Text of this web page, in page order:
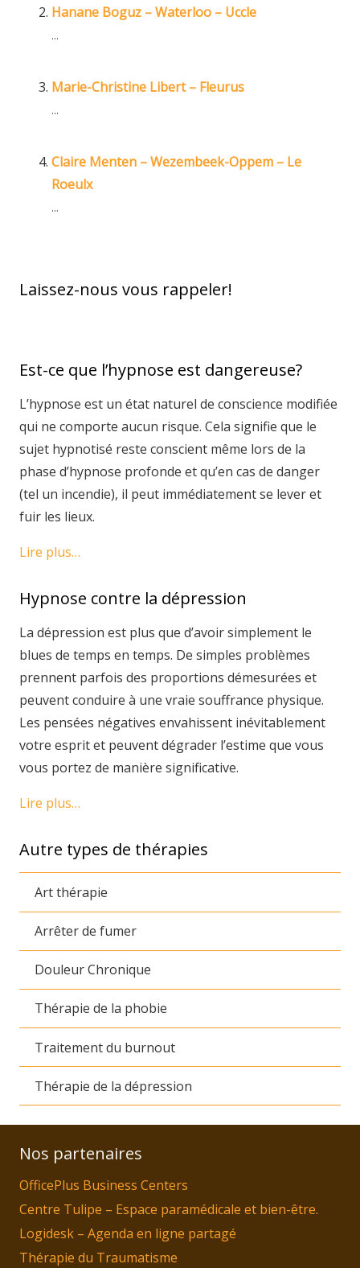
Hanane Boguz – Waterloo – Uccle
...
Marie-Christine Libert – Fleurus
...
Claire Menten – Wezembeek-Oppem – Le
Roeulx
...
Laissez-nous vous rappeler!
Est-ce que l’hypnose est dangereuse?
L’hypnose est un état naturel de conscience modifiée
qui ne comporte aucun risque. Cela signifie que le
sujet hypnotisé reste conscient même lors de la
phase d’hypnose profonde et qu’en cas de danger
(tel un incendie), il peut immédiatement se lever et
fuir les lieux.
Lire plus…
Hypnose contre la dépression
La dépression est plus que d’avoir simplement le
blues de temps en temps. De simples problèmes
prennent parfois des proportions démesurées et
peuvent conduire à une vraie souffrance physique.
Les pensées négatives envahissent inévitablement
votre esprit et peuvent dégrader l’estime que vous
vous portez de manière significative.
Lire plus…
Autre types de thérapies
Art thérapie
Arrêter de fumer
Douleur Chronique
Thérapie de la phobie
Traitement du burnout
Thérapie de la dépression
Nos partenaires
OfficePlus Business Centers
Centre Tulipe – Espace paramédicale et bien-être.
Logidesk – Agenda en ligne partagé
Thérapie du Traumatisme